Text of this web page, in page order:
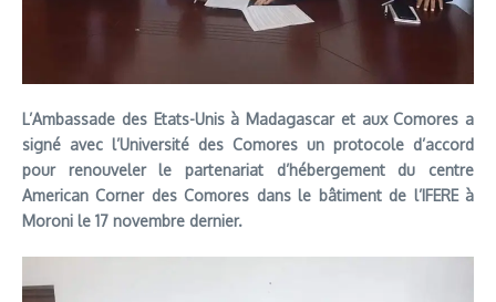
L’Ambassade des Etats-Unis à Madagascar et aux Comores a
signé avec l’Université des Comores un protocole d’accord
pour renouveler le partenariat d’hébergement du centre
American Corner des Comores dans le bâtiment de l’IFERE à
Moroni le 17 novembre dernier.